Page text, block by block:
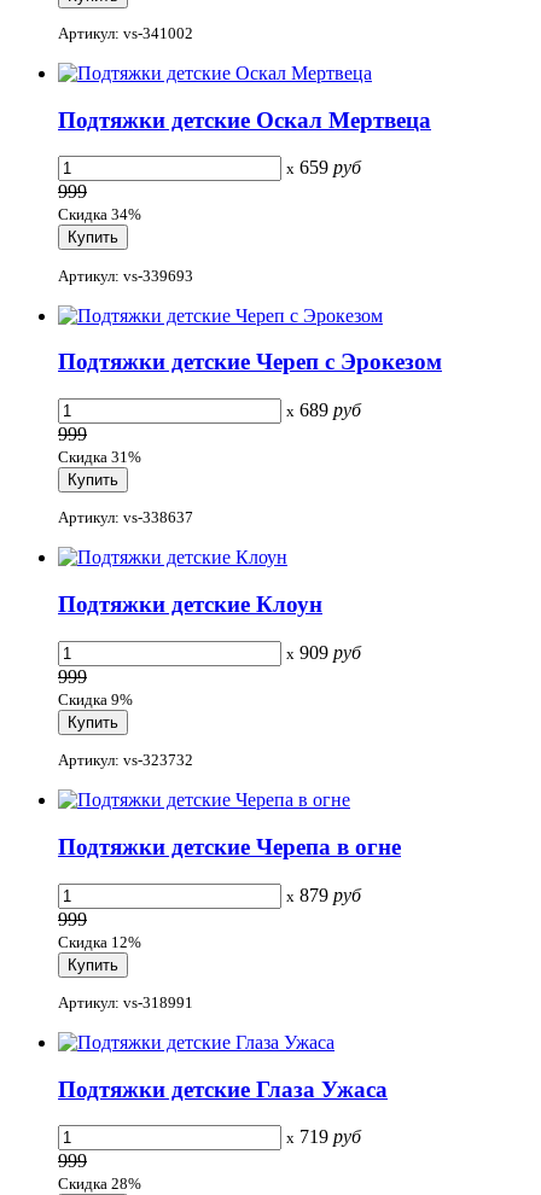
Артикул: vs-341002
Подтяжки детские Оскал Мертвеца
x 659 руб
999
Скидка 34%
Артикул: vs-339693
Подтяжки детские Череп с Эрокезом
x 689 руб
999
Скидка 31%
Артикул: vs-338637
Подтяжки детские Клоун
x 909 руб
999
Скидка 9%
Артикул: vs-323732
Подтяжки детские Черепа в огне
x 879 руб
999
Скидка 12%
Артикул: vs-318991
Подтяжки детские Глаза Ужаса
x 719 руб
999
Скидка 28%